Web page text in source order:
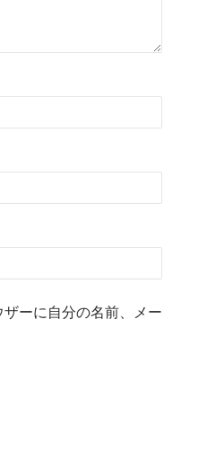
ーに自分の名前、メー